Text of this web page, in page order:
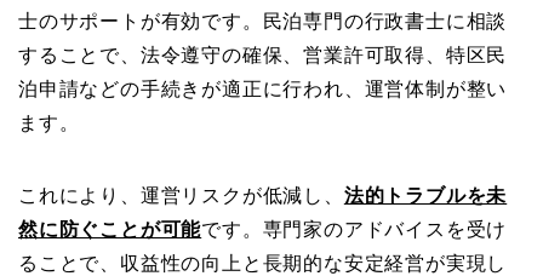
士のサポートが有効です。民泊専門の行政書士に相談
することで、法令遵守の確保、営業許可取得、特区民
泊申請などの手続きが適正に行われ、運営体制が整い
ます。
これにより、運営リスクが低減し、 法的トラブルを未
然に防ぐことが可能です。専門家のアドバイスを受け
ることで、収益性の向上と長期的な安定経営が実現し